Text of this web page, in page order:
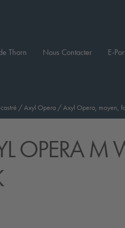
Thorn Nous Contacter E-
/Axyl Opera /Axyl Opera, moyen,
OPERA M